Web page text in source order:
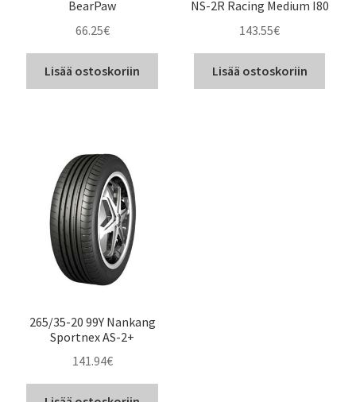
BearPaw
66.25€
Lisää ostoskoriin
NS-2R Racing Medium I80
143.55€
Lisää ostoskoriin
265/35-20 99Y Nankang
Sportnex AS-2+
141.94€